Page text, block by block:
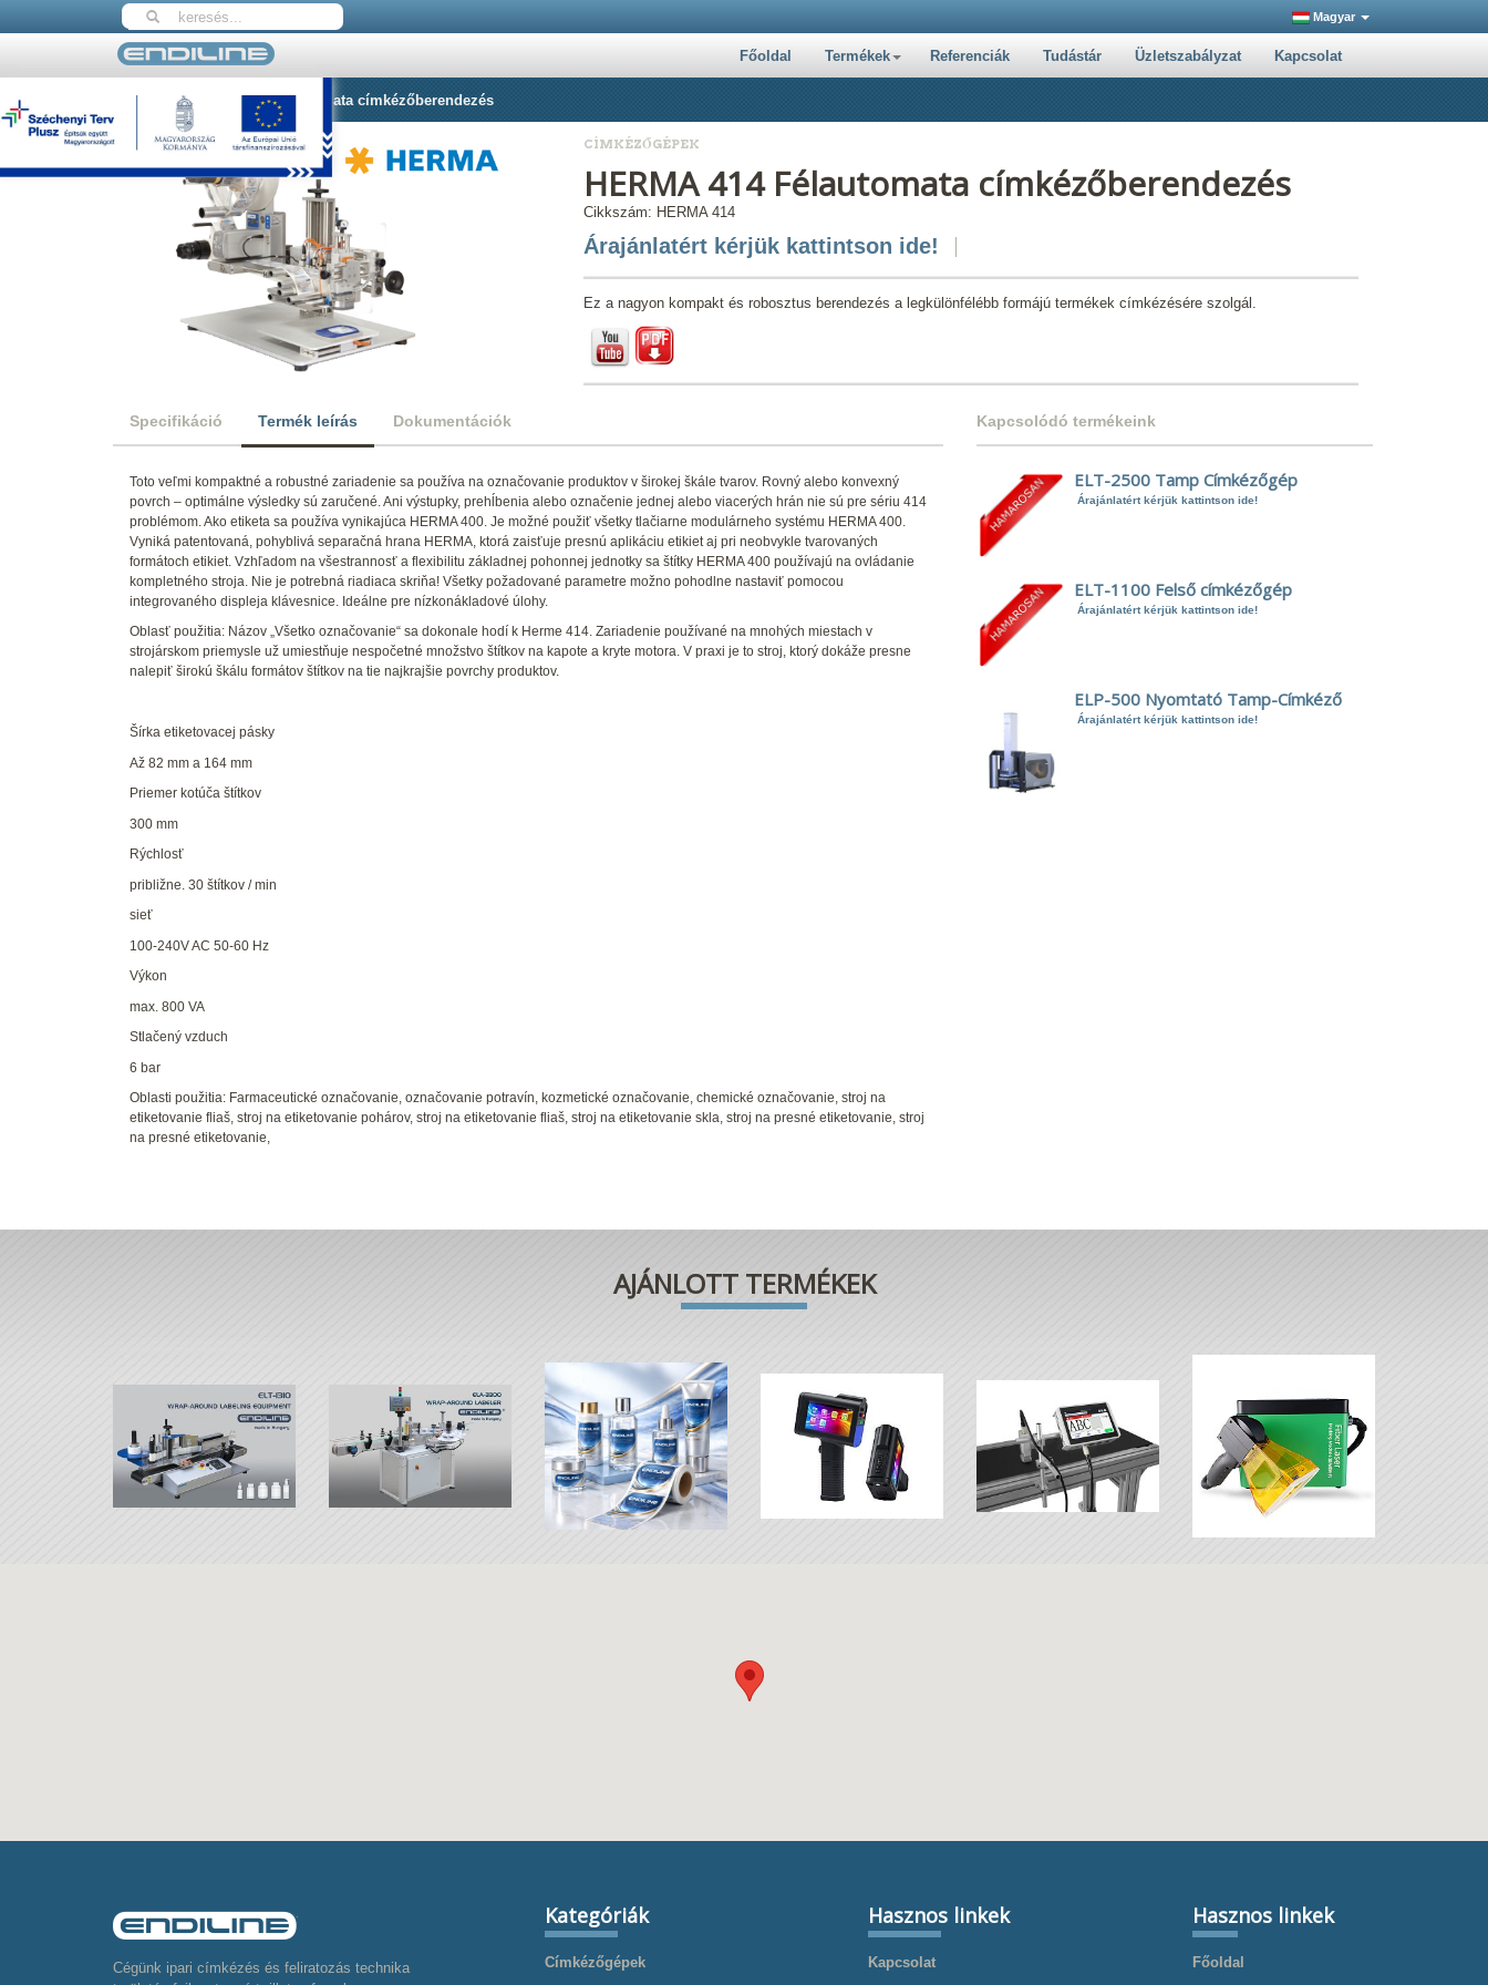
Magyar
Főoldal Termékek Referenciák Tudástár Üzletszabályzat Kapcsolat
Nyitólap HERMA 414 Félautomata címkézőberendezés
CÍMKÉZŐGÉPEK
HERMA 414 Félautomata címkézőberendezés
Cikkszám: HERMA 414
Árajánlatért kérjük kattintson ide!
Ez a nagyon kompakt és robosztus berendezés a legkülönfélébb formájú termékek címkézésére szolgál.
Specifikáció Termék leírás Dokumentációk
Toto veľmi kompaktné a robustné zariadenie sa používa na označovanie produktov v širokej škále tvarov. Rovný alebo konvexný
povrch – optimálne výsledky sú zaručené. Ani výstupky, prehĺbenia alebo označenie jednej alebo viacerých hrán nie sú pre sériu 414
problémom. Ako etiketa sa používa vynikajúca HERMA 400. Je možné použiť všetky tlačiarne modulárneho systému HERMA 400.
Vyniká patentovaná, pohyblivá separačná hrana HERMA, ktorá zaisťuje presnú aplikáciu etikiet aj pri neobvykle tvarovaných
formátoch etikiet. Vzhľadom na všestrannosť a flexibilitu základnej pohonnej jednotky sa štítky HERMA 400 používajú na ovládanie
kompletného stroja. Nie je potrebná riadiaca skriňa! Všetky požadované parametre možno pohodlne nastaviť pomocou
integrovaného displeja klávesnice. Ideálne pre nízkonákladové úlohy.
Oblasť použitia: Názov „Všetko označovanie“ sa dokonale hodí k Herme 414. Zariadenie používané na mnohých miestach v
strojárskom priemysle už umiestňuje nespočetné množstvo štítkov na kapote a kryte motora. V praxi je to stroj, ktorý dokáže presne
nalepiť širokú škálu formátov štítkov na tie najkrajšie povrchy produktov.
Šírka etiketovacej pásky
Až 82 mm a 164 mm
Priemer kotúča štítkov
300 mm
Rýchlosť
približne. 30 štítkov / min
sieť
100-240V AC 50-60 Hz
Výkon
max. 800 VA
Stlačený vzduch
6 bar
Oblasti použitia: Farmaceutické označovanie, označovanie potravín, kozmetické označovanie, chemické označovanie, stroj na
etiketovanie fliaš, stroj na etiketovanie pohárov, stroj na etiketovanie fliaš, stroj na etiketovanie skla, stroj na presné etiketovanie, stroj
na presné etiketovanie,
Kapcsolódó termékeink
ELT-2500 Tamp Címkézőgép
Árajánlatért kérjük kattintson ide!
ELT-1100 Felső címkézőgép
Árajánlatért kérjük kattintson ide!
ELP-500 Nyomtató Tamp-Címkéző
Árajánlatért kérjük kattintson ide!
AJÁNLOTT TERMÉKEK
Cégünk ipari címkézés és feliratozás technika
Kategóriák
Címkézőgépek
Hasznos linkek
Kapcsolat
Hasznos linkek
Főoldal